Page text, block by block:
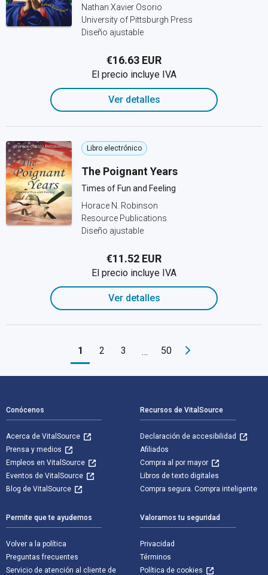
Nathan Xavier Osorio
University of Pittsburgh Press
Diseño ajustable
€16.63 EUR
El precio incluye IVA
Ver detalles
Libro electrónico
The Poignant Years
Times of Fun and Feeling
Horace N. Robinson
Resource Publications
Diseño ajustable
€11.52 EUR
El precio incluye IVA
Ver detalles
1 2 3 … 50
Conócenos
Acerca de VitalSource
Prensa y medios
Empleos en VitalSource
Eventos de VitalSource
Blog de VitalSource
Recursos de VitalSource
Declaración de accesibilidad
Afiliados
Compra al por mayor
Libros de texto digitales
Compra segura. Compra inteligente
Permite que te ayudemos
Volver a la política
Preguntas frecuentes
Servicio de atención al cliente de
Valoramos tu seguridad
Privacidad
Términos
Política de cookies